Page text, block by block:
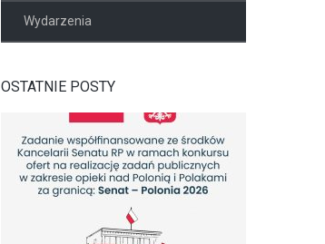
Wydarzenia
OSTATNIE POSTY